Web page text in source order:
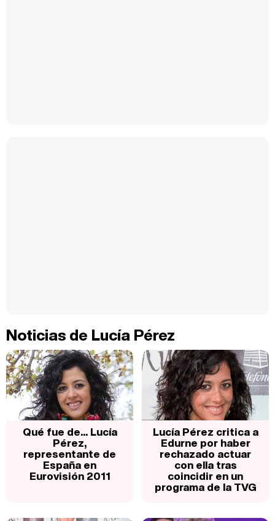
Noticias de Lucía Pérez
Qué fue de... Lucía
Pérez,
representante de
España en
Eurovisión 2011
Lucía Pérez critica a
Edurne por haber
rechazado actuar
con ella tras
coincidir en un
programa de la TVG